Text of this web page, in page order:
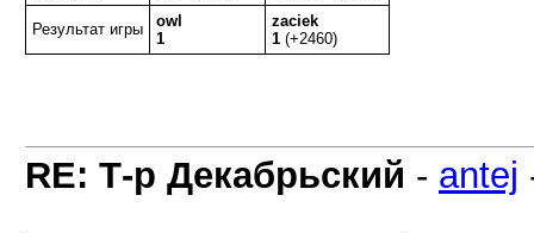
Результат игры
owl
1
zaciek
1 (+2460)
RE: Т-р Декабрьский - antej